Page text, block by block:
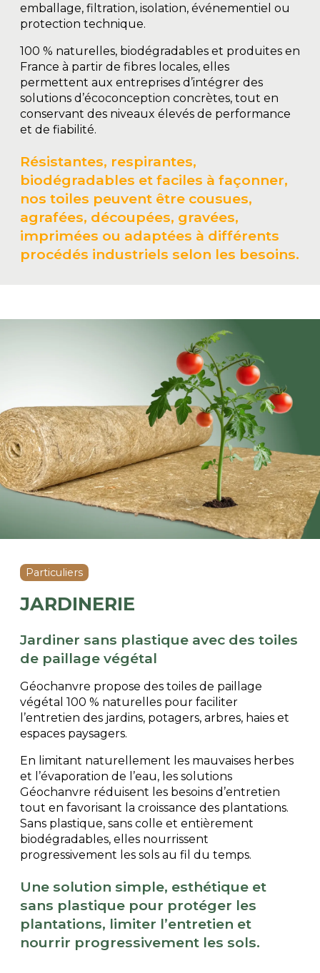
emballage, filtration, isolation, événementiel ou
protection technique.
100 % naturelles, biodégradables et produites en
France à partir de fibres locales, elles
permettent aux entreprises d’intégrer des
solutions d’écoconception concrètes, tout en
conservant des niveaux élevés de performance
et de fiabilité.
Résistantes, respirantes,
biodégradables et faciles à façonner,
nos toiles peuvent être cousues,
agrafées, découpées, gravées,
imprimées ou adaptées à différents
procédés industriels selon les besoins.
Particuliers
JARDINERIE
Jardiner sans plastique avec des toiles
de paillage végétal
Géochanvre propose des toiles de paillage
végétal 100 % naturelles pour faciliter
l’entretien des jardins, potagers, arbres, haies et
espaces paysagers.
En limitant naturellement les mauvaises herbes
et l’évaporation de l’eau, les solutions
Géochanvre réduisent les besoins d’entretien
tout en favorisant la croissance des plantations.
Sans plastique, sans colle et entièrement
biodégradables, elles nourrissent
progressivement les sols au fil du temps.
Une solution simple, esthétique et
sans plastique pour protéger les
plantations, limiter l’entretien et
nourrir progressivement les sols.